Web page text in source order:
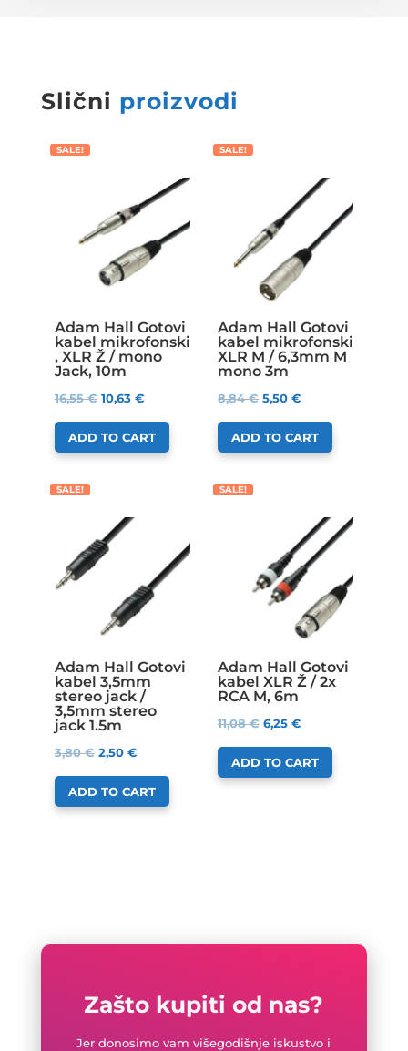
Slični proizvodi
SALE!
Adam Hall Gotovi
kabel mikrofonski
, XLR Ž / mono
Jack, 10m
16,55€ 10,63 €
ADD TO CART
SALE!
Adam Hall Gotovi
kabel mikrofonski
XLR M / 6,3mm M
mono 3m
8,84€ 5,50 €
ADD TO CART
SALE!
Adam Hall Gotovi
kabel 3,5mm
stereo jack /
3,5mm stereo
jack 1.5m
3,80€ 2,50 €
ADD TO CART
SALE!
Adam Hall Gotovi
kabel XLR Ž / 2x
RCA M, 6m
11,08€ 6,25 €
ADD TO CART
Zašto kupiti od nas?
Jer donosimo vam višegodišnje iskustvo i